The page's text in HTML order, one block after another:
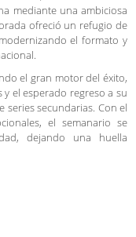
mediante una ambiciosa
ofreció un refugio de
el formato y
el gran motor del éxito,
el esperado regreso a su
secundarias. Con el
el semanario se
dejando una huella